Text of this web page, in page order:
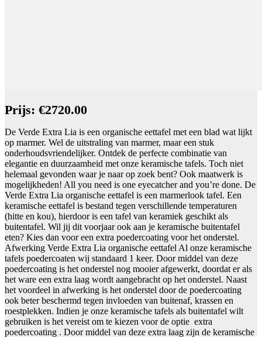
Prijs: €2720.00
De Verde Extra Lia is een organische eettafel met een blad wat lijkt
op marmer. Wel de uitstraling van marmer, maar een stuk
onderhoudsvriendelijker. Ontdek de perfecte combinatie van
elegantie en duurzaamheid met onze keramische tafels. Toch niet
helemaal gevonden waar je naar op zoek bent? Ook maatwerk is
mogelijkheden! All you need is one eyecatcher and you’re done. De
Verde Extra Lia organische eettafel is een marmerlook tafel. Een
keramische eettafel is bestand tegen verschillende temperaturen
(hitte en kou), hierdoor is een tafel van keramiek geschikt als
buitentafel. Wil jij dit voorjaar ook aan je keramische buitentafel
eten? Kies dan voor een extra poedercoating voor het onderstel.
Afwerking Verde Extra Lia organische eettafel Al onze keramische
tafels poedercoaten wij standaard 1 keer. Door middel van deze
poedercoating is het onderstel nog mooier afgewerkt, doordat er als
het ware een extra laag wordt aangebracht op het onderstel. Naast
het voordeel in afwerking is het onderstel door de poedercoating
ook beter beschermd tegen invloeden van buitenaf, krassen en
roestplekken. Indien je onze keramische tafels als buitentafel wilt
gebruiken is het vereist om te kiezen voor de optie extra
poedercoating . Door middel van deze extra laag zijn de keramische